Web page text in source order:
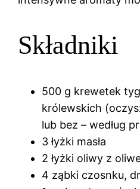
Składniki
500 g krewetek
królewskich
lub bez – według
3 łyżki masła
2 łyżki oliwy z
4 ząbki czosnku,